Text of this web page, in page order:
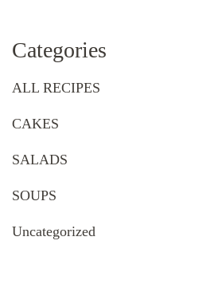
Categories
ALL RECIPES
CAKES
SALADS
SOUPS
Uncategorized